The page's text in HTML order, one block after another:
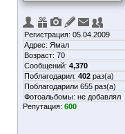
Регистрация: 05.04.2009
Адрес: Ямал
Возраст: 70
Сообщений: 4,370
Поблагодарил: 402 раз(а)
Поблагодарили 655 раз(а)
Фотоальбомы: не добавлял
Репутация: 600